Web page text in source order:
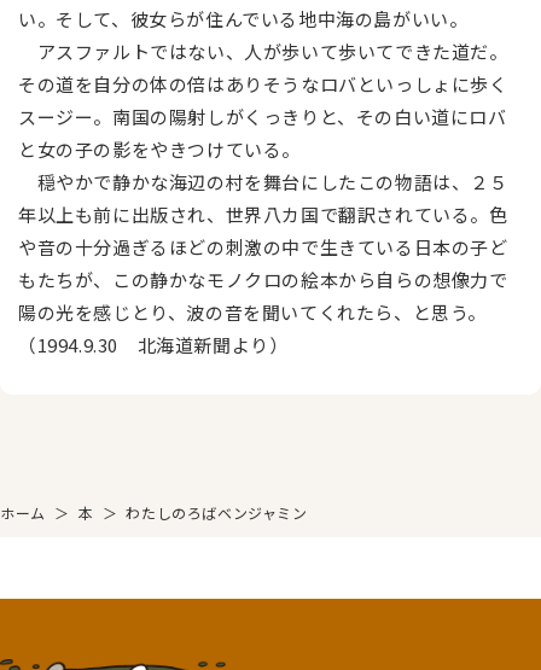
い。そして、彼女らが住んでいる地中海の島がいい。
アスファルトではない、人が歩いて歩いてできた道だ。
その道を自分の体の倍はありそうなロバといっしょに歩く
スージー。南国の陽射しがくっきりと、その白い道にロバ
と女の子の影をやきつけている。
穏やかで静かな海辺の村を舞台にしたこの物語は、２５
年以上も前に出版され、世界八カ国で翻訳されている。色
や音の十分過ぎるほどの刺激の中で生きている日本の子ど
もたちが、この静かなモノクロの絵本から自らの想像力で
陽の光を感じとり、波の音を聞いてくれたら、と思う。
（1994.9.30 北海道新聞より）
ホーム ＞ 本 ＞ わたしのろばベンジャミン